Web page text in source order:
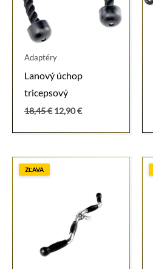
Adaptéry
Lanový úchop
tricepsový
18,45€ Pôvodná
bola:
12,90€Aktuálna
je:
ZĽAVA